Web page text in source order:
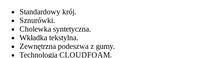
Standardowy krój.
Sznurówki.
Cholewka syntetyczna.
Wkładka tekstylna.
Zewnętrzna podeszwa z gumy.
Technologia CLOUDFOAM.